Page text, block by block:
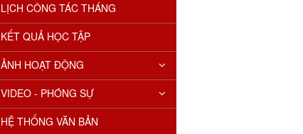
LỊCH CÔNG TÁC THÁNG
KẾT QUẢ HỌC TẬP
ẢNH HOẠT ĐỘNG
VIDEO - PHÓNG SỰ
HỆ THỐNG VĂN BẢN